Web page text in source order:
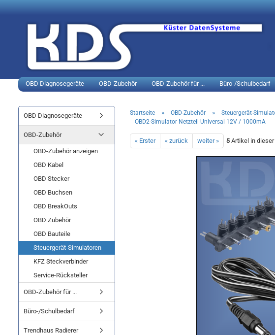
OBD Diagnosegeräte OBD-Zubehör OBD-Zubehör für ... Büro-/Schulbedarf
Startseite » OBD-Zubehör » Steuergerät-
OBD2-Simulator Netzteil Universal 12V / 1000mA
« Erster « zurück weiter » 5Artikel in dieser
OBD Diagnosegeräte
OBD-Zubehör
OBD-Zubehör anzeigen
OBD Kabel
OBD Stecker
OBD Buchsen
OBD BreakOuts
OBD Zubehör
OBD Bauteile
Steuergerät-Simulatoren
KFZ Steckverbinder
Service-Rücksteller
OBD-Zubehör für ...
Büro-/Schulbedarf
Trendhaus Radierer